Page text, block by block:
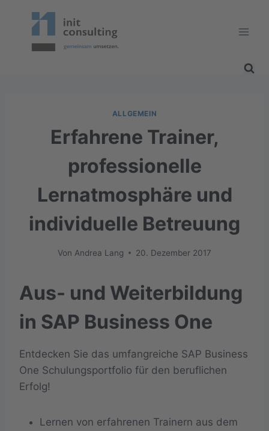
ALLGEMEIN
Erfahrene Trainer,
professionelle
Lernatmosphäre und
individuelle Betreuung
Von Andrea Lang 20. Dezember 2017
Aus- und Weiterbildung
in SAP Business One
Entdecken Sie das umfangreiche SAP Business
One Schulungsportfolio für den beruflichen
Erfolg!
Lernen von erfahrenen Trainern aus dem